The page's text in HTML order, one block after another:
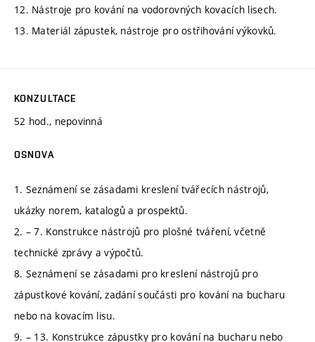
12. Nástroje pro kování na vodorovných kovacích lisech.
13. Materiál zápustek, nástroje pro ostřihování výkovků.
KONZULTACE
52 hod., nepovinná
OSNOVA
1. Seznámení se zásadami kreslení tvářecích nástrojů,
ukázky norem, katalogů a prospektů.
2. – 7. Konstrukce nástrojů pro plošné tváření, včetně
technické zprávy a výpočtů.
8. Seznámení se zásadami pro kreslení nástrojů pro
zápustkové kování, zadání součásti pro kování na bucharu
nebo na kovacím lisu.
9. – 13. Konstrukce zápustky pro kování na bucharu nebo